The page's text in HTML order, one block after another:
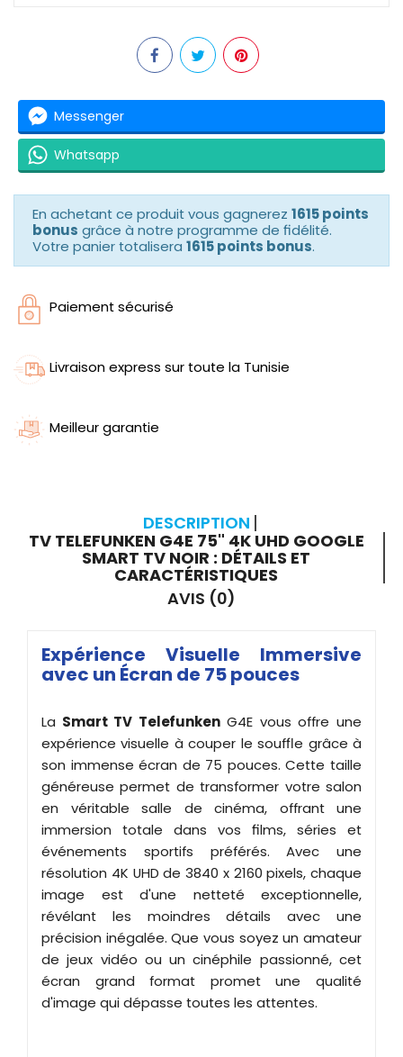
Messenger
Whatsapp
En achetant ce produit vous gagnerez 1615 points
bonus grâce à notre programme de fidélité.
Votre panier totalisera 1615 points bonus.
Paiement sécurisé
Livraison express sur toute la Tunisie
Meilleur garantie
DESCRIPTION
TV TELEFUNKEN G4E 75" 4K UHD GOOGLE
SMART TV NOIR : DÉTAILS ET
CARACTÉRISTIQUES
AVIS (0)
Expérience Visuelle Immersive
avec un Écran de 75 pouces
La Smart TV TelefunkenG4E vous offre une
expérience visuelle à couper le souffle grâce à
son immense écran de 75 pouces. Cette taille
généreuse permet de transformer votre salon
en véritable salle de cinéma, offrant une
immersion totale dans vos films, séries et
événements sportifs préférés. Avec une
résolution 4K UHD de 3840 x 2160 pixels, chaque
image est d'une netteté exceptionnelle,
révélant les moindres détails avec une
précision inégalée. Que vous soyez un amateur
de jeux vidéo ou un cinéphile passionné, cet
écran grand format promet une qualité
d'image qui dépasse toutes les attentes.